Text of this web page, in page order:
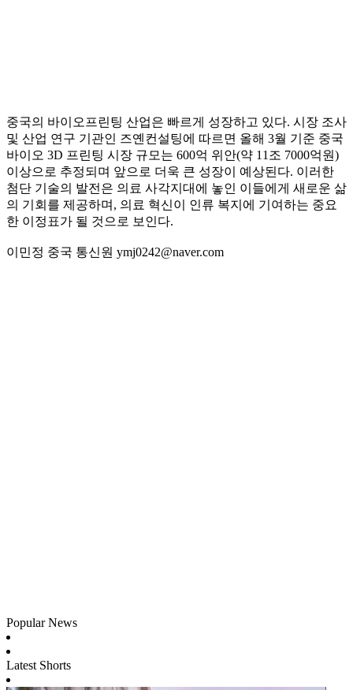
중국의 바이오프린팅 산업은 빠르게 성장하고 있다. 시장 조사
및 산업 연구 기관인 즈옌컨설팅에 따르면 올해 3월 기준 중국
바이오 3D 프린팅 시장 규모는 600억 위안(약 11조 7000억원)
이상으로 추정되며 앞으로 더욱 큰 성장이 예상된다. 이러한
첨단 기술의 발전은 의료 사각지대에 놓인 이들에게 새로운 삶
의 기회를 제공하며, 의료 혁신이 인류 복지에 기여하는 중요
한 이정표가 될 것으로 보인다.
이민정 중국 통신원 ymj0242@naver.com
Popular News
Latest Shorts